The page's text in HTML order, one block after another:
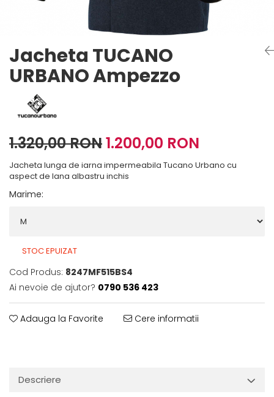
Imbracaminte Functionala
Accesorii
Protectii
GIRL POWER
Cadouri
Brelocuri
Huse Moto
Accesorii moto
Deflectoare
Parbriz universal
Proiectoare
Cadouri
Geci si imbracaminte termica
Casti Snowboard/Ski
Jacheta TUCANO
URBANO Ampezzo
1.320,00 RON1.200,00 RON
Jacheta lunga de iarna impermeabila Tucano Urbano cu
aspect de lana albastru inchis
Marime:
STOC EPUIZAT
Cod Produs: 8247MF515BS4
Ai nevoie de ajutor? 0790 536 423
Adauga la Favorite Cere informatii
Descriere